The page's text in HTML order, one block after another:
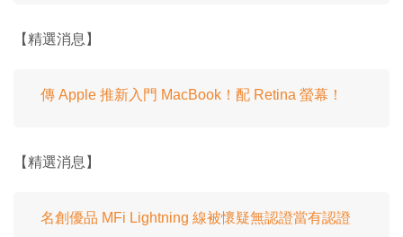
【精選消息】
傳 Apple 推新入門 MacBook！配 Retina 螢幕！
【精選消息】
名創優品 MFi Lightning 線被懷疑無認證當有認證